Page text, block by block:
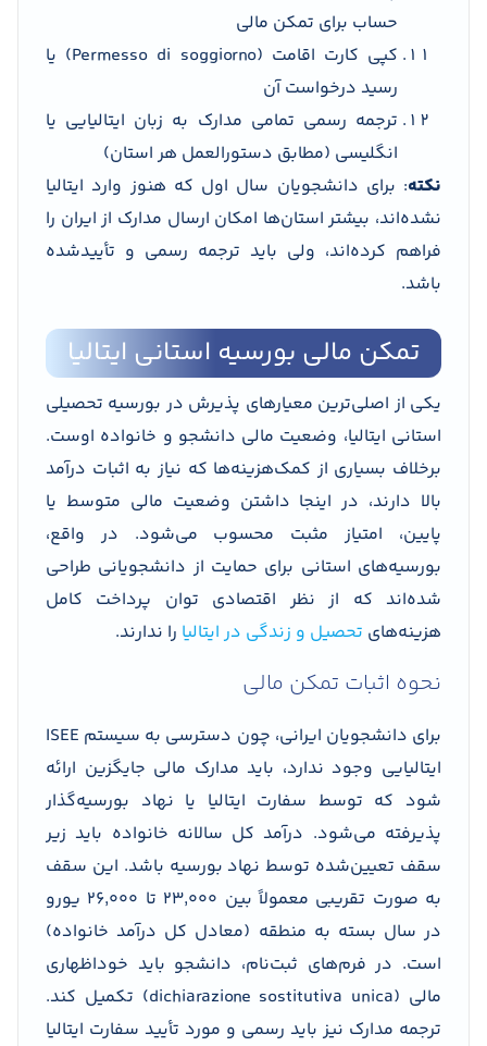
حساب برای تمکن مالی
کپی کارت اقامت (Permesso di soggiorno) یا
رسید درخواست آن
ترجمه رسمی تمامی مدارک به زبان ایتالیایی یا
انگلیسی (مطابق دستورالعمل هر استان)
نکته: برای دانشجویان سال اول که هنوز وارد ایتالیا
نشده‌اند، بیشتر استان‌ها امکان ارسال مدارک از ایران را
فراهم کرده‌اند، ولی باید ترجمه رسمی و تأییدشده
باشد.
تمکن مالی بورسیه استانی ایتالیا
یکی از اصلی‌ترین معیارهای پذیرش در بورسیه تحصیلی
استانی ایتالیا، وضعیت مالی دانشجو و خانواده اوست.
برخلاف بسیاری از کمک‌هزینه‌ها که نیاز به اثبات درآمد
بالا دارند، در اینجا داشتن وضعیت مالی متوسط یا
پایین، امتیاز مثبت محسوب می‌شود. در واقع،
بورسیه‌های استانی برای حمایت از دانشجویانی طراحی
شده‌اند که از نظر اقتصادی توان پرداخت کامل
هزینه‌های تحصیل و زندگی در ایتالیا را ندارند.
نحوه اثبات تمکن مالی
برای دانشجویان ایرانی، چون دسترسی به سیستم ISEE
ایتالیایی وجود ندارد، باید مدارک مالی جایگزین ارائه
شود که توسط سفارت ایتالیا یا نهاد بورسیه‌گذار
پذیرفته می‌شود. درآمد کل سالانه خانواده باید زیر
سقف تعیین‌شده توسط نهاد بورسیه باشد. این سقف
به صورت تقریبی معمولاً بین 23,000 تا 26,000 یورو
در سال بسته به منطقه (معادل کل درآمد خانواده)
است. در فرم‌های ثبت‌نام، دانشجو باید خوداظهاری
مالی (dichiarazione sostitutiva unica) تکمیل کند.
ترجمه مدارک نیز باید رسمی و مورد تأیید سفارت ایتالیا